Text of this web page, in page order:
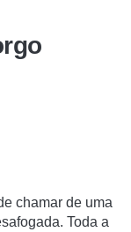
chamar de uma
Toda a